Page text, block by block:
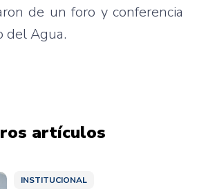
de un foro y conferencia
del Agua.
artículos
INSTITUCIONAL